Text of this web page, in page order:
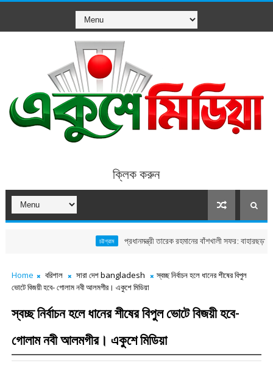
ক্লিক করুন
প্রধানমন্ত্রী তারেক রহমানের বাঁশখালী সফর: বাহারছড়া
Home বরিশাল সারা দেশ bangladesh
স্বচ্ছ নির্বাচন হলে ধানের শীষের বিপুল
ভোটে বিজয়ী হবে- গোলাম নবী আলমগীর। একুশে মিডিয়া
স্বচ্ছ নির্বাচন হলে ধানের শীষের বিপুল ভোটে বিজয়ী হবে-
গোলাম নবী আলমগীর। একুশে মিডিয়া